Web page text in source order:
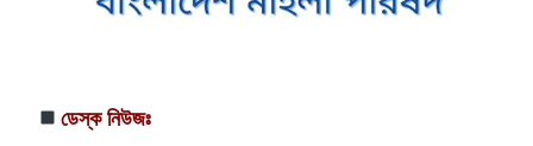
ডেস্ক নিউজঃ